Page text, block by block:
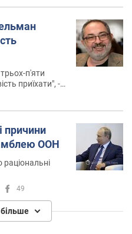
п'яти
приїхати", -
причини
ООН
раціональні
49